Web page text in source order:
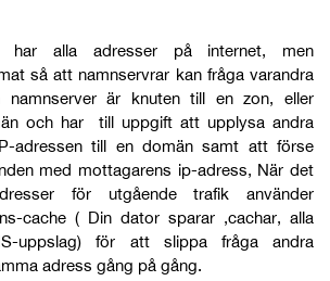
har alla adresser på internet, men
så att namnservrar kan fråga varandra
namnserver är knuten till en zon, eller
och har till uppgift att upplysa andra
adressen till en domän samt att förse
med mottagarens ip-adress, När det
för utgående trafik använder
cache ( Din dator sparar ,cachar, alla
uppslag) för att slippa fråga andra
adress gång på gång.